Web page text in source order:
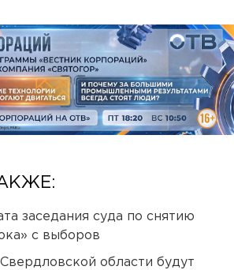
заседания суда по снятию
с выборов
области будут